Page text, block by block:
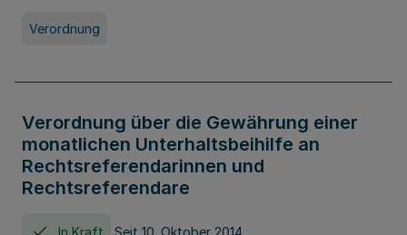
Verordnung
Verordnung über die Gewährung einer
monatlichen Unterhaltsbeihilfe an
Rechtsreferendarinnen und
Rechtsreferendare
In Kraft Seit 10. Oktober 2014